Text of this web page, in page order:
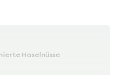
Haselnüsse